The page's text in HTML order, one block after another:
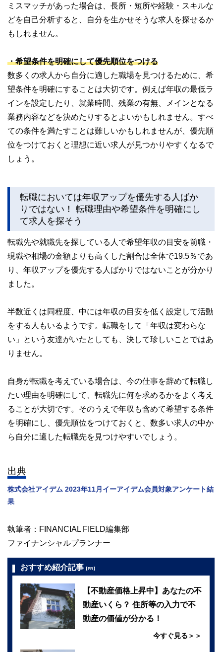
ミスマッチがあった場合は、長所・短所や経験・スキルな
どを自己分析すると、自分を生かせそうな求人を探せるか
もしれません。
・希望条件を明確にして優先順位をつける
数多くの求人から自分に適した職場を見つけるために、希
望条件を明確にすることは大切です。例えば年収の最低ラ
インを設定したり、就業時間、残業の有無、メインとなる
業務内容などを決めたりするとよいかもしれません。すべ
ての条件を満たすことは難しいかもしれませんが、優先順
位をつけておくと理想に近い求人が見つかりやすくなるで
しょう。
転職においては年収アップを優先する人ばか
りではない！ 転職理由や希望条件を明確にし
て求人を探そう
転職先や就職先を探している人で希望年収の目安を前職・
現職や相場の金額よりも高くした割合は全体で19.5％であ
り、年収アップを優先する人ばかりではないことが分かり
ました。
半数近くは同程度、中には年収の目安を低く設定して活動
をする人もいるようです。転職をして「年収は変わらな
い」という友達がいたとしても、決して珍しいことではあ
りません。
自身が転職を考えている場合は、今の仕事を辞めて転職し
たい理由を明確にして、転職先に何を求めるかをよく考え
ることが大切です。そのうえで年収も含めて希望する条件
を明確にし、優先順位をつけておくと、数多い求人の中か
ら自分に適した転職先を見つけやすいでしょう。
出典
株式会社アイデム 2023年11月イーアイデム会員対象アンケート結
果
執筆者：FINANCIAL FIELD編集部
ファイナンシャルプランナー
おすすめ紹介記事 【PR】
【不動産価格上昇中】あなたの不
動産いくら？ 住所等の入力で不
動産の価値が分かる！
今すぐ見る＞＞